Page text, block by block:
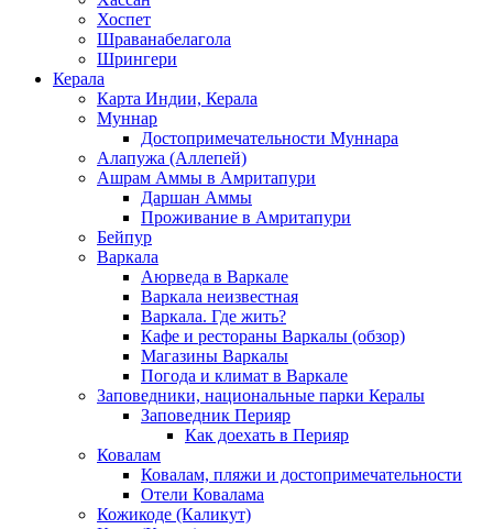
Хоспет
Шраванабелагола
Шрингери
Керала
Карта Индии, Керала
Муннар
Достопримечательности Муннара
Алапужа (Аллепей)
Ашрам Аммы в Амритапури
Даршан Аммы
Проживание в Амритапури
Бейпур
Варкала
Аюрведа в Варкале
Варкала неизвестная
Варкала. Где жить?
Кафе и рестораны Варкалы (обзор)
Магазины Варкалы
Погода и климат в Варкале
Заповедники, национальные парки Кералы
Заповедник Перияр
Как доехать в Перияр
Ковалам
Ковалам, пляжи и достопримечательности
Отели Ковалама
Кожикоде (Каликут)